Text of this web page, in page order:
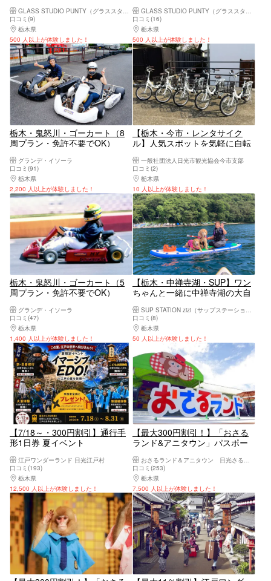
日持ち帰りOK
口コミ(9)
栃木県
日光・霧降高原・奥日光・中禅寺湖・今市
500 人以上が体験しました！
口コミ(16)
栃木県
500 人以上が体験しました！
栃木・鬼怒川・ゴーカート（8
周プラン・免許不要でOK）
グランデ・イソーラ
口コミ(91)
栃木県
日光・霧降高原・奥日光・中禅寺湖・今市
2,200 人以上が体験しました！
【栃木・今市・レンタサイク
ル】人気スポットを気軽に自転
一般社団法人日光市観光協会今市支部
口コミ(2)
栃木県
10 人以上が体験しました！
栃木・鬼怒川・ゴーカート（5
周プラン・免許不要でOK）
グランデ・イソーラ
口コミ(47)
栃木県
日光・霧降高原・奥日光・中禅寺湖・今市
1,400 人以上が体験しました！
【栃木・中禅寺湖・SUP】ワン
ちゃんと一緒に中禅寺湖の大自
プツアー
SUP STATION zizi（サップステーションジジ）
口コミ(8)
栃木県
50 人以上が体験しました！
【7/18～・300円割引】通行手
形1日券 夏イベント
～」入場者全員プレゼント
江戸ワンダーランド 日光江戸村
口コミ(193)
栃木県
日光・霧降高原・奥日光・中禅寺湖・今市
12,500 人以上が体験しました！
【最大300円割引！】「おさる
ランド&アニタウン」パスポー
口コミ(253)
栃木県
7,500 人以上が体験しました！